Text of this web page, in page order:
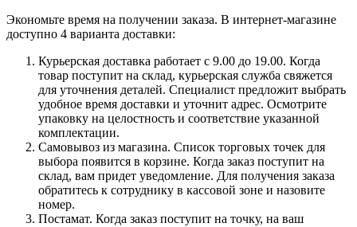
Экономьте время на получении заказа. В интернет-магазине
доступно 4 варианта доставки:
Курьерская доставка работает с 9.00 до 19.00. Когда
товар поступит на склад, курьерская служба свяжется
для уточнения деталей. Специалист предложит выбрать
удобное время доставки и уточнит адрес. Осмотрите
упаковку на целостность и соответствие указанной
комплектации.
Самовывоз из магазина. Список торговых точек для
выбора появится в корзине. Когда заказ поступит на
склад, вам придет уведомление. Для получения заказа
обратитесь к сотруднику в кассовой зоне и назовите
номер.
Постамат. Когда заказ поступит на точку, на ваш